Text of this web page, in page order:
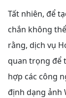
Tất nhiên, để
chắn không
rằng, dịch vụ
quan trọng để
hợp các công
định dạng ảnh